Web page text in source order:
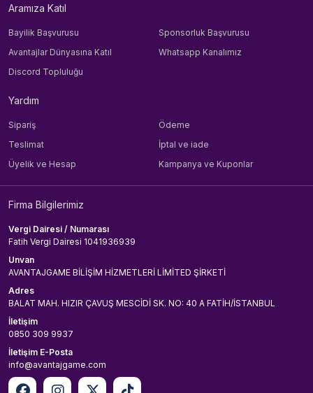
Aramıza Katıl
Bayilik Başvurusu
Sponsorluk Başvurusu
Avantajlar Dünyasına Katıl
Whatsapp Kanalımız
Discord Topluluğu
Yardım
Sipariş
Ödeme
Teslimat
İptal ve iade
Üyelik ve Hesap
Kampanya ve Kuponlar
Firma Bilgilerimiz
Vergi Dairesi / Numarası
Fatih Vergi Dairesi 1041936939
Unvan
AVANTAJGAME BİLİŞİM HİZMETLERİ LİMİTED ŞİRKETİ
Adres
BALAT MAH. HIZIR ÇAVUŞ MESCİDİ SK. NO: 40 A FATİH/İSTANBUL
İletişim
0850 309 9937
İletişim E-Posta
info@avantajgame.com